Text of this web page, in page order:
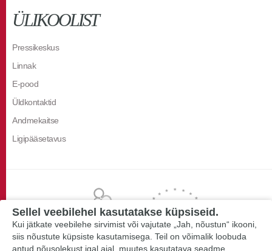
ÜLIKOOLIST
Pressikeskus
Linnak
E-pood
Üldkontaktid
Andmekaitse
Ligipääsetavus
Sellel veebilehel kasutatakse küpsiseid.
Kui jätkate veebilehe sirvimist või vajutate „Jah, nõustun“ ikooni,
siis nõustute küpsiste kasutamisega. Teil on võimalik loobuda
antud nõusolekust igal ajal, muutes kasutatava seadme